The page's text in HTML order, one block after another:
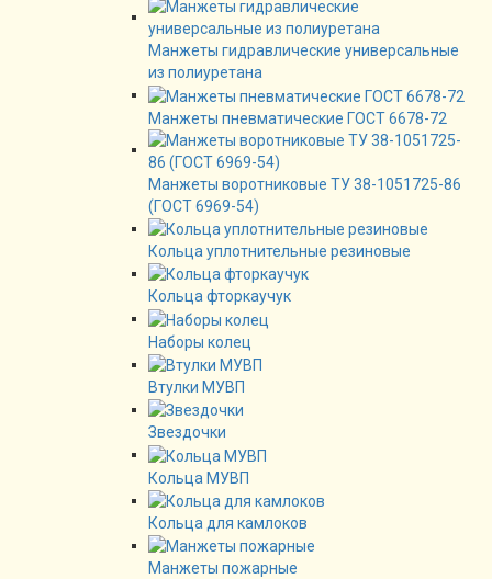
Манжеты гидравлические универсальные
из полиуретана
Манжеты пневматические ГОСТ 6678-72
Манжеты воротниковые ТУ 38-1051725-86
(ГОСТ 6969-54)
Кольца уплотнительные резиновые
Кольца фторкаучук
Наборы колец
Втулки МУВП
Звездочки
Кольца МУВП
Кольца для камлоков
Манжеты пожарные